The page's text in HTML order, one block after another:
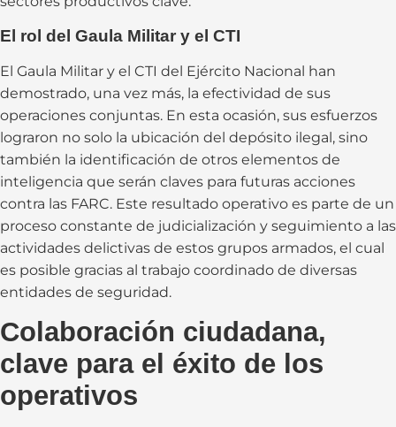
El rol del Gaula Militar y el CTI
El Gaula Militar y el CTI del Ejército Nacional han
demostrado, una vez más, la efectividad de sus
operaciones conjuntas. En esta ocasión, sus esfuerzos
lograron no solo la ubicación del depósito ilegal, sino
también la identificación de otros elementos de
inteligencia que serán claves para futuras acciones
contra las FARC. Este resultado operativo es parte de un
proceso constante de judicialización y seguimiento a las
actividades delictivas de estos grupos armados, el cual
es posible gracias al trabajo coordinado de diversas
entidades de seguridad.
Colaboración ciudadana,
clave para el éxito de los
operativos